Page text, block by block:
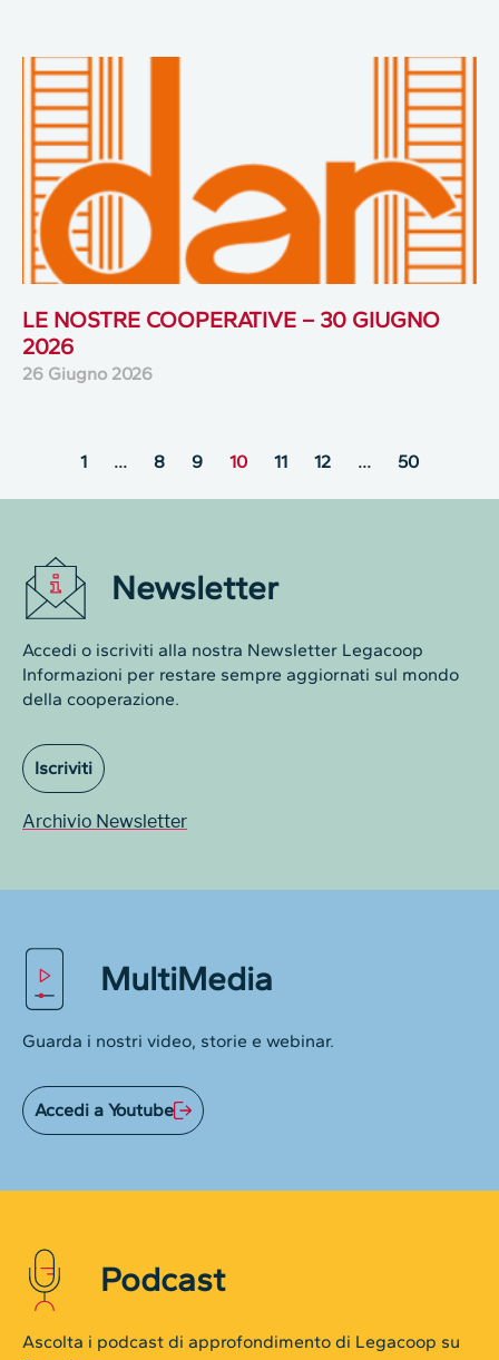
LE NOSTRE COOPERATIVE – 30 GIUGNO
2026
26 Giugno 2026
1 … 8 9 10 11 12 … 50
Newsletter
Accedi o iscriviti alla nostra Newsletter Legacoop
Informazioni per restare sempre aggiornati sul mondo
della cooperazione.
Iscriviti
Archivio Newsletter
MultiMedia
Guarda i nostri video, storie e webinar.
Accedi a Youtube
Podcast
Ascolta i podcast di approfondimento di Legacoop su